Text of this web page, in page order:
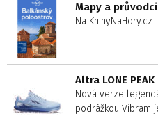
Mapy a průvodci
Na KnihyNaHory.cz
Altra LONE PEAK
Nová verze
podrážkou Vibram